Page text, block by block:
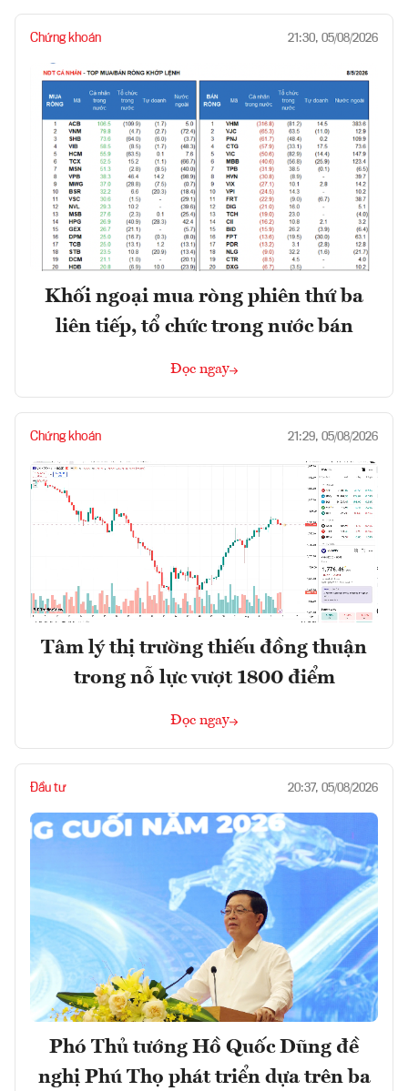
Chứng khoán 21:30, 05/08/2026
Khối ngoại mua ròng phiên thứ ba
liên tiếp, tổ chức trong nước bán
Đọc ngay
Chứng khoán 21:29, 05/08/2026
Tâm lý thị trường thiếu đồng thuận
trong nỗ lực vượt 1800 điểm
Đọc ngay
Đầu tư 20:37, 05/08/2026
Phó Thủ tướng Hồ Quốc Dũng đề
nghị Phú Thọ phát triển dựa trên ba